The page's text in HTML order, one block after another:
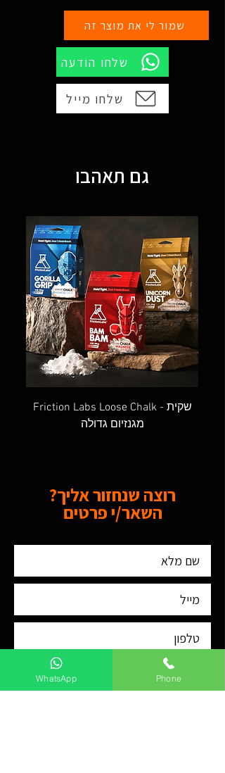
שמור לי את מוצר זה
שלחו הודעה
שלחו מייל
גם תאהבו
Friction Labs Loose Chalk - שקית
מגנזיום גדולה
רוצה שנחזור אליך?
השאר/י פרטים
WhatsApp Phone